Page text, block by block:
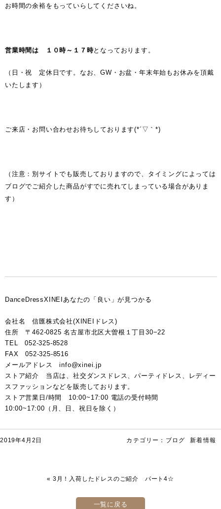
お時間の余裕をもっていらしてくださいね。
営業時間は １０時～１７時となっております。
（日・祝 定休日です。なお、GW・お盆・年末年始もお休みを頂戴
いたします）
ご来店・お問い合わせお待ちしております(*´▽｀*)
（注意：別サイトでも販売しておりますので、タイミングによっては
ブログでご紹介した商品がすでに売れてしまっている場合がありま
す）
DanceDressXINEIあなたの「良い」が見つかる
会社名 信匯株式会社(XINEIドレス)
住所 〒462-0825 名古屋市北区大曽根１丁目30−22
TEL 052-325-8528
FAX 052-325-8516
メールアドレス info@xinei.jp
ストア紹介 当店は、社交ダンスドレス、パーティドレス、レディー
スファッションなどを販売しております。
ストア営業日/時間 10:00~17:00 電話の受付時間
10:00~17:00（月、日、祝日を除く）
カテゴリー： ブログ 新着情報
2019年4月2日
« 3月！入荷したドレスのご紹介 パート4☆
一覧に戻る